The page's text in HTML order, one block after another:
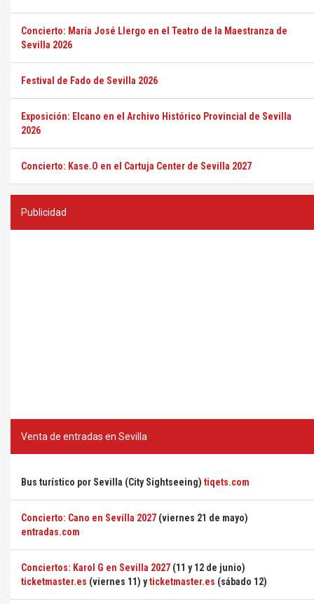
Concierto: María José Llergo en el Teatro de la Maestranza de
Sevilla 2026
Festival de Fado de Sevilla 2026
Exposición: Elcano en el Archivo Histórico Provincial de Sevilla
2026
Concierto: Kase.O en el Cartuja Center de Sevilla 2027
Publicidad
Venta de entradas en Sevilla
Bus turístico por Sevilla (City Sightseeing) tiqets.com
Concierto: Cano en Sevilla 2027 (viernes 21 de mayo)
entradas.com
Conciertos: Karol G en Sevilla 2027 (11 y 12 de junio)
ticketmaster.es (viernes 11) yticketmaster.es (sábado 12)